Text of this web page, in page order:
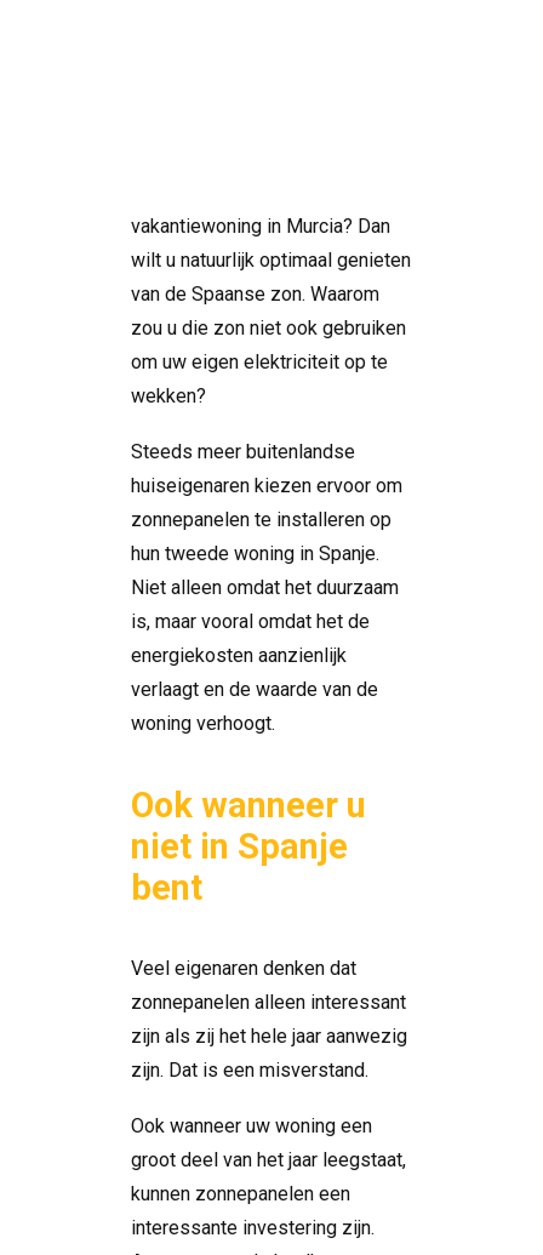
vakantiewoning in Murcia? Dan
wilt u natuurlijk optimaal genieten
van de Spaanse zon. Waarom
zou u die zon niet ook gebruiken
om uw eigen elektriciteit op te
wekken?
Steeds meer buitenlandse
huiseigenaren kiezen ervoor om
zonnepanelen te installeren op
hun tweede woning in Spanje.
Niet alleen omdat het duurzaam
is, maar vooral omdat het de
energiekosten aanzienlijk
verlaagt en de waarde van de
woning verhoogt.
Ook wanneer u
niet in Spanje
bent
Veel eigenaren denken dat
zonnepanelen alleen interessant
zijn als zij het hele jaar aanwezig
zijn. Dat is een misverstand.
Ook wanneer uw woning een
groot deel van het jaar leegstaat,
kunnen zonnepanelen een
interessante investering zijn.